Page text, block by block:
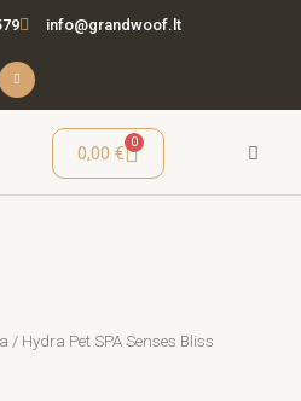
info@grandwoof.lt
I
n
t
a
0,00€
0
Cart
/ Hydra Pet SPA Senses Bliss